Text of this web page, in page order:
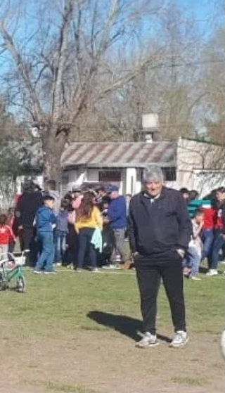
Dialogamos con la presidenta del bloque
PJ - Unidad Ciudadana sobre la denuncia
realizada por una “campaña de
desprestigio” sobre el...